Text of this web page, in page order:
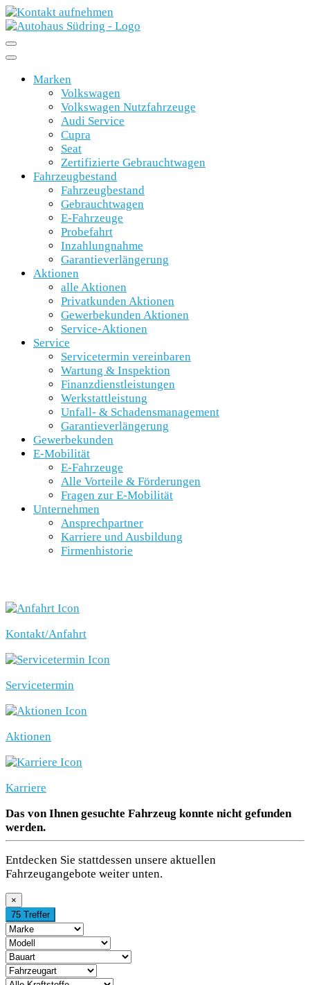
Marken
Volkswagen
Volkswagen Nutzfahrzeuge
Audi Service
Cupra
Seat
Zertifizierte Gebrauchtwagen
Fahrzeugbestand
Fahrzeugbestand
Gebrauchtwagen
E-Fahrzeuge
Probefahrt
Inzahlungnahme
Garantieverlängerung
Aktionen
alle Aktionen
Privatkunden Aktionen
Gewerbekunden Aktionen
Service-Aktionen
Service
Servicetermin vereinbaren
Wartung & Inspektion
Finanzdienstleistungen
Werkstattleistung
Unfall- & Schadensmanagement
Garantieverlängerung
Gewerbekunden
E-Mobilität
E-Fahrzeuge
Alle Vorteile & Förderungen
Fragen zur E-Mobilität
Unternehmen
Ansprechpartner
Karriere und Ausbildung
Firmenhistorie
Kontakt/Anfahrt
Servicetermin
Aktionen
Karriere
Das von Ihnen gesuchte Fahrzeug konnte nicht gefunden
werden.
Entdecken Sie stattdessen unsere aktuellen
Fahrzeugangebote weiter unten.
×
75 Treffer